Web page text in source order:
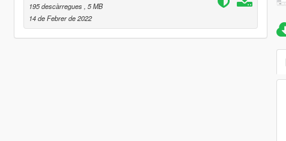
195 descàrregues , 5 MB
14 de Febrer de 2022